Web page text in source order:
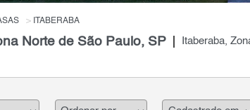
ITABERABA
Norte de São Paulo, SP Itaberaba,